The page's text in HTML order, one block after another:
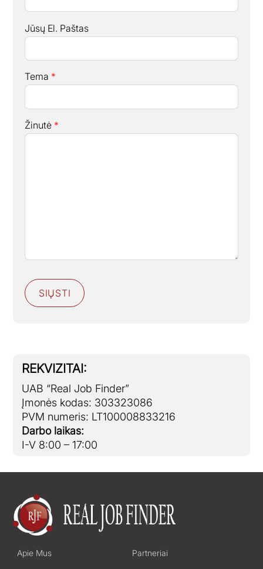
Jūsų El. Paštas
Tema *
Žinutė *
SIŲSTI
REKVIZITAI:
UAB “Real Job Finder”
Įmonės kodas: 303323086
PVM numeris: LT100008833216
Darbo laikas:
I-V 8:00 – 17:00
Apie Mus Partneriai